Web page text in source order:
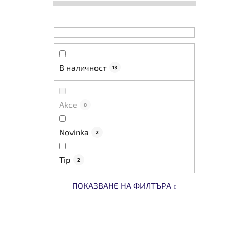
В наличност 13
Akce 0
Novinka 2
Tip 2
ПОКАЗВАНЕ НА ФИЛТЪРА